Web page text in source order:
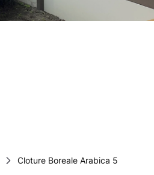
Cloture Boreale Arabica 5